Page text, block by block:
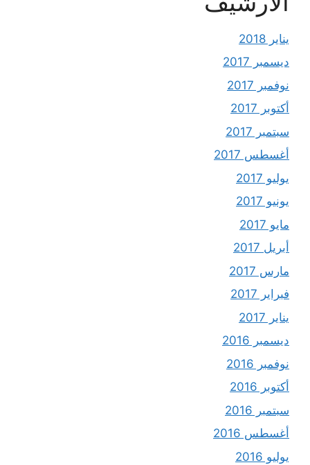
يناير 2018
ديسمبر 2017
نوفمبر 2017
أكتوبر 2017
سبتمبر 2017
أغسطس 2017
يوليو 2017
يونيو 2017
مايو 2017
أبريل 2017
مارس 2017
فبراير 2017
يناير 2017
ديسمبر 2016
نوفمبر 2016
أكتوبر 2016
سبتمبر 2016
أغسطس 2016
يوليو 2016